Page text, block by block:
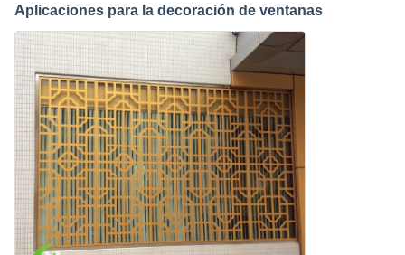
Aplicaciones para la decoración de ventanas